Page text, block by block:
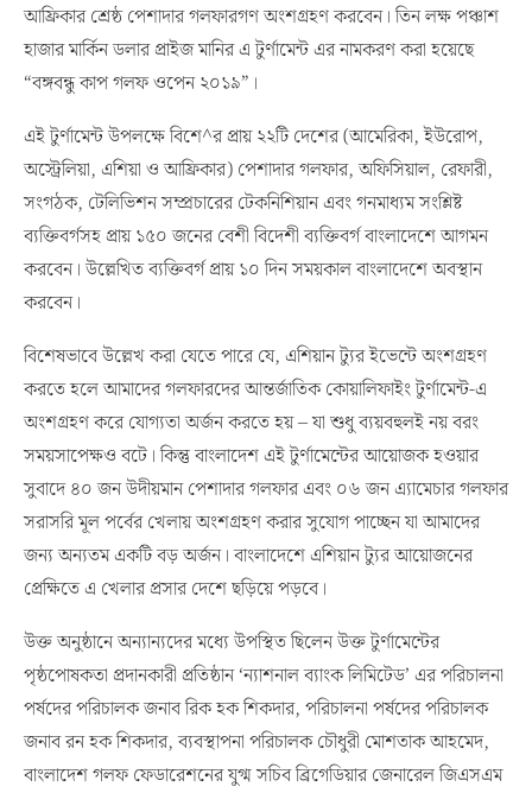
আফ্রিকার শ্রেষ্ঠ পেশাদার গলফারগণ অংশগ্রহণ করবেন। তিন লক্ষ পঞ্চাশ
হাজার মার্কিন ডলার প্রাইজ মানির এ টুর্ণামেন্ট এর নামকরণ করা হয়েছে
“বঙ্গবন্ধু কাপ গলফ ওপেন ২০১৯”।
এই টুর্ণামেন্ট উপলক্ষে বিশে^র প্রায় ২২টি দেশের (আমেরিকা, ইউরোপ,
অস্ট্রেলিয়া, এশিয়া ও আফ্রিকার) পেশাদার গলফার, অফিসিয়াল, রেফারী,
সংগঠক, টেলিভিশন সম্প্রচারের টেকনিশিয়ান এবং গনমাধ্যম সংশ্লিষ্ট
ব্যক্তিবর্গসহ প্রায় ১৫০ জনের বেশী বিদেশী ব্যক্তিবর্গ বাংলাদেশে আগমন
করবেন। উল্লেখিত ব্যক্তিবর্গ প্রায় ১০ দিন সময়কাল বাংলাদেশে অবস্থান
করবেন।
বিশেষভাবে উল্লেখ করা যেতে পারে যে, এশিয়ান ট্যুর ইভেন্টে অংশগ্রহণ
করতে হলে আমাদের গলফারদের আন্তর্জাতিক কোয়ালিফাইং টুর্ণামেন্ট-এ
অংশগ্রহণ করে যোগ্যতা অর্জন করতে হয় – যা শুধু ব্যয়বহুলই নয় বরং
সময়সাপেক্ষও বটে। কিন্তু বাংলাদেশ এই টুর্ণামেন্টের আয়োজক হওয়ার
সুবাদে ৪০ জন উদীয়মান পেশাদার গলফার এবং ০৬ জন এ্যামেচার গলফার
সরাসরি মূল পর্বের খেলায় অংশগ্রহণ করার সুযোগ পাচ্ছেন যা আমাদের
জন্য অন্যতম একটি বড় অর্জন। বাংলাদেশে এশিয়ান ট্যুর আয়োজনের
প্রেক্ষিতে এ খেলার প্রসার দেশে ছড়িয়ে পড়বে।
উক্ত অনুষ্ঠানে অন্যান্যদের মধ্যে উপস্থিত ছিলেন উক্ত টুর্ণামেন্টের
পৃষ্ঠপোষকতা প্রদানকারী প্রতিষ্ঠান ‘ন্যাশনাল ব্যাংক লিমিটেড’ এর পরিচালনা
পর্ষদের পরিচালক জনাব রিক হক শিকদার, পরিচালনা পর্ষদের পরিচালক
জনাব রন হক শিকদার, ব্যবস্থাপনা পরিচালক চৌধুরী মোশতাক আহমেদ,
বাংলাদেশ গলফ ফেডারেশনের যুগ্ম সচিব ব্রিগেডিয়ার জেনারেল জিএসএম